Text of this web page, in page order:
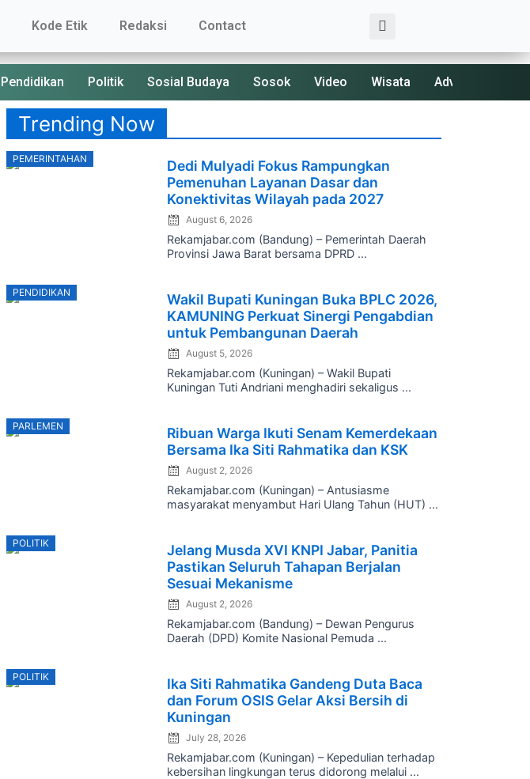
Kode Etik Redaksi Contact Search
Pendidikan Politik Sosial Budaya Sosok Video Wisata Advertorial
Trending Now
PEMERINTAHAN
Dedi Mulyadi Fokus Rampungkan
Pemenuhan Layanan Dasar dan
Konektivitas Wilayah pada 2027
on
August 6, 2026
Rekamjabar.com (Bandung) – Pemerintah Daerah
Provinsi Jawa Barat bersama DPRD ...
PENDIDIKAN
Wakil Bupati Kuningan Buka BPLC 2026,
KAMUNING Perkuat Sinergi Pengabdian
untuk Pembangunan Daerah
on
August 5, 2026
Rekamjabar.com (Kuningan) – Wakil Bupati
Kuningan Tuti Andriani menghadiri sekaligus ...
PARLEMEN
Ribuan Warga Ikuti Senam Kemerdekaan
Bersama Ika Siti Rahmatika dan KSK
on
August 2, 2026
Rekamjabar.com (Kuningan) – Antusiasme
masyarakat menyambut Hari Ulang Tahun (HUT) ...
POLITIK
Jelang Musda XVI KNPI Jabar, Panitia
Pastikan Seluruh Tahapan Berjalan
Sesuai Mekanisme
on
August 2, 2026
Rekamjabar.com (Bandung) – Dewan Pengurus
Daerah (DPD) Komite Nasional Pemuda ...
POLITIK
Ika Siti Rahmatika Gandeng Duta Baca
dan Forum OSIS Gelar Aksi Bersih di
Kuningan
on
July 28, 2026
Rekamjabar.com (Kuningan) – Kepedulian terhadap
kebersihan lingkungan terus didorong melalui ...